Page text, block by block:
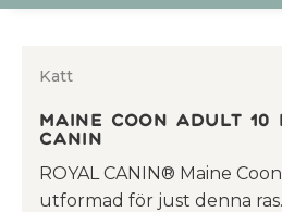
Katt
Maine Coon Adult 10
Canin
ROYAL CANIN® Maine
utformad för just denna